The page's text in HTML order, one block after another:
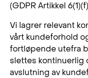
(GDPR Artikkel
Vi lagrer relevant
vårt kundeforhold
fortløpende utefra
slettes kontinuerlig
avslutning av